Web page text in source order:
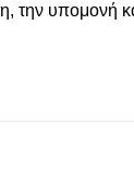
την υπομονή